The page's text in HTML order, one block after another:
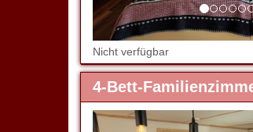
Nicht verfügbar
4-Bett-
Previous